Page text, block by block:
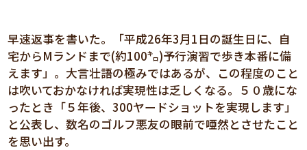
早速返事を書いた。「平成26年3月1日の誕生日に、自
宅からMランドまで(約100㌔)予行演習で歩き本番に備
えます」。大言壮語の極みではあるが、この程度のこと
は吹いておかなければ実現性は乏しくなる。５０歳にな
ったとき「５年後、300ヤードショットを実現します」
と公表し、数名のゴルフ悪友の眼前で唖然とさせたこと
を思い出す。